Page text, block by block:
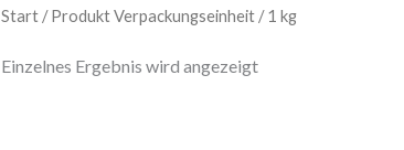
Start/ Produkt Verpackungseinheit / 1 kg
Einzelnes Ergebnis wird angezeigt